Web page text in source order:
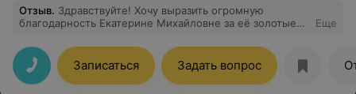
Отзыв. Здравствуйте! Хочу выразить огромную
благодарность Екатерине Михайловне за её золотые
стоматологов, но к ней иду с удовольствием! Спасибо
Вам!
Еще
Записаться Задать вопрос